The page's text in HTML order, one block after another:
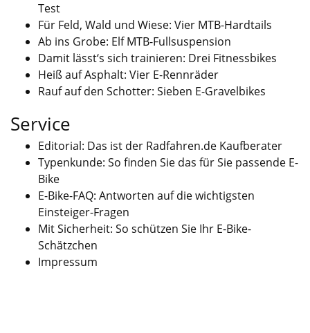
Test
Für Feld, Wald und Wiese: Vier MTB-Hardtails
Ab ins Grobe: Elf MTB-Fullsuspension
Damit lässt‘s sich trainieren: Drei Fitnessbikes
Heiß auf Asphalt: Vier E-Rennräder
Rauf auf den Schotter: Sieben E-Gravelbikes
Service
Editorial: Das ist der Radfahren.de Kaufberater
Typenkunde: So finden Sie das für Sie passende E-
Bike
E-Bike-FAQ: Antworten auf die wichtigsten
Einsteiger-Fragen
Mit Sicherheit: So schützen Sie Ihr E-Bike-
Schätzchen
Impressum